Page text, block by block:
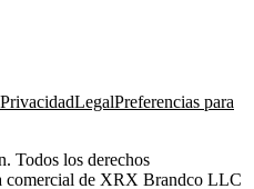
PrivacidadLegalPreferencias para
Todos los derechos
comercial de XRX Brandco LLC